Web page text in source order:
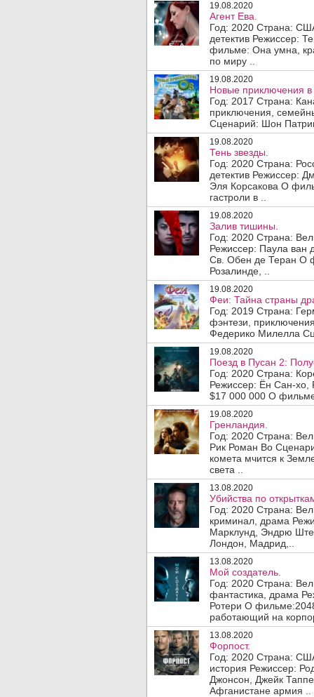
19.08.2020
Агент Ева.
Год: 2020 Страна:
детектив Режиссер:
фильме: Она умна,
по миру ..
19.08.2020
Новые приключения в
Год: 2017 Страна:
приключения,
Сценарий: Шон
19.08.2020
Тень звезды.
Год: 2020 Страна:
детектив Режиссер:
Эля Корсакова О
гастроли в ..
19.08.2020
Залив тишины.
Год: 2020 Страна:
Режиссер: Паула ван
Св. Обен де Теран О
Розалинде, ..
19.08.2020
Феи: Тайна страны
Год: 2019 Страна:
фэнтези,
Федерико Милелла
19.08.2020
Поезд в Пусан 2:
Год: 2020 Страна:
Режиссер: Ён Сан-
$17 000 000 О
19.08.2020
Гренландия.
Год: 2020 Страна:
Рик Роман Во
комета мчится к
света ..
13.08.2020
Убийства по
Год: 2020 Страна:
криминал, драма
Марклунд, Эндрю
Лондон, Мадрид,..
13.08.2020
Мой создатель.
Год: 2020 Страна:
фантастика, драма
Ротери О
работающий на
13.08.2020
Форпост.
Год: 2020 Страна:
история Режиссер:
Джонсон, Джейк
Афганистане армия ..